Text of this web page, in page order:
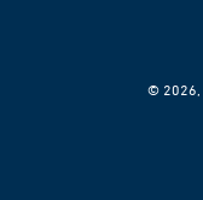
© 2026,